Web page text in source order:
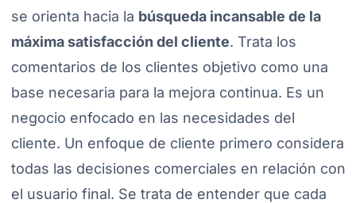
se orienta hacia la búsqueda incansable de la
máxima satisfacción del cliente. Trata los
comentarios de los clientes objetivo como una
base necesaria para la mejora continua. Es un
negocio enfocado en las necesidades del
cliente. Un enfoque de cliente primero considera
todas las decisiones comerciales en relación con
el usuario final. Se trata de entender que cada